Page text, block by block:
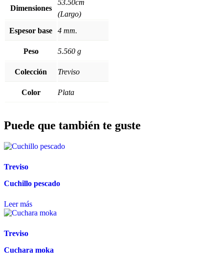
Dimensiones
53.50cm
(Largo)
Espesor base
4 mm.
Peso 5.560 g
Colección Treviso
Color Plata
Puede que también te guste
Treviso
Cuchillo pescado
Leer más
Treviso
Cuchara moka